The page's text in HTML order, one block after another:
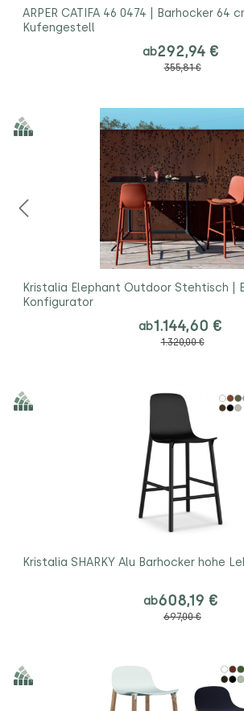
ARPER CATIFA 46 0474 | Barhocker 64
Kufengestell
ab292,94 €
355,81 €
Kristalia Elephant Outdoor Stehtisch |
Konfigurator
ab1.144,60 €
1.320,00 €
Kristalia SHARKY Alu Barhocker hohe
ab608,19 €
697,00 €